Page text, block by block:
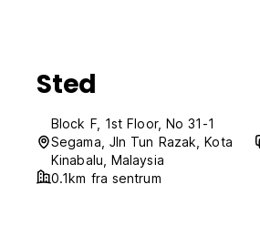
Sted
Block F, 1st Floor, No 31-1
Segama, Jln Tun Razak, Kota
Kinabalu, Malaysia
0.1km fra sentrum